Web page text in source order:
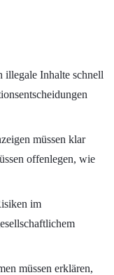
illegale Inhalte schnell
müssen klar
offenlegen, wie
im
müssen erklären,